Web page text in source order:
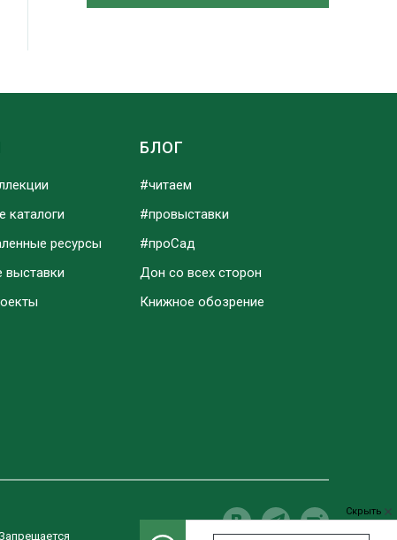
Скрыть
каталоги
ресурсы
выставки
БЛОГ
#читаем
#провыставки
#проСад
Дон со всех сторон
Книжное обозрение